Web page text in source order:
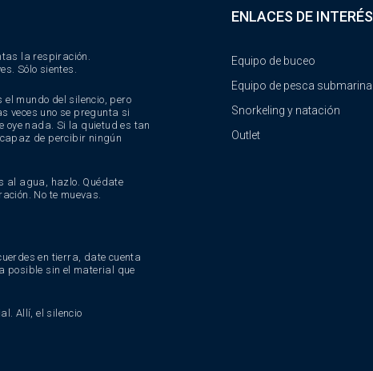
la respiración.
Sólo sientes.
el mundo del silencio, pero
veces uno se pregunta si
oye nada. Si la quietud es tan
de percibir ningún
al agua, hazlo. Quédate
No te muevas.
en tierra, date cuenta
posible sin el material que
Allí, el silencio
ENLACES DE INTERÉS
Equipo de buceo
Equipo de pesca submarina
Snorkeling y natación
Outlet